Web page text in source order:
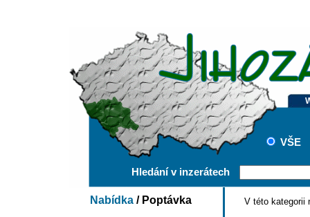
VŠE
Hledání v inzerátech
Nabídka / Poptávka V této kategorii